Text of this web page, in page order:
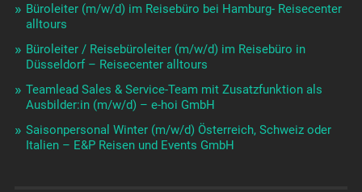
Büroleiter (m/w/d) im Reisebüro bei Hamburg- Reisecenter
alltours
Büroleiter / Reisebüroleiter (m/w/d) im Reisebüro in
Düsseldorf – Reisecenter alltours
Teamlead Sales & Service-Team mit Zusatzfunktion als
Ausbilder:in (m/w/d) – e-hoi GmbH
Saisonpersonal Winter (m/w/d) Österreich, Schweiz oder
Italien – E&P Reisen und Events GmbH